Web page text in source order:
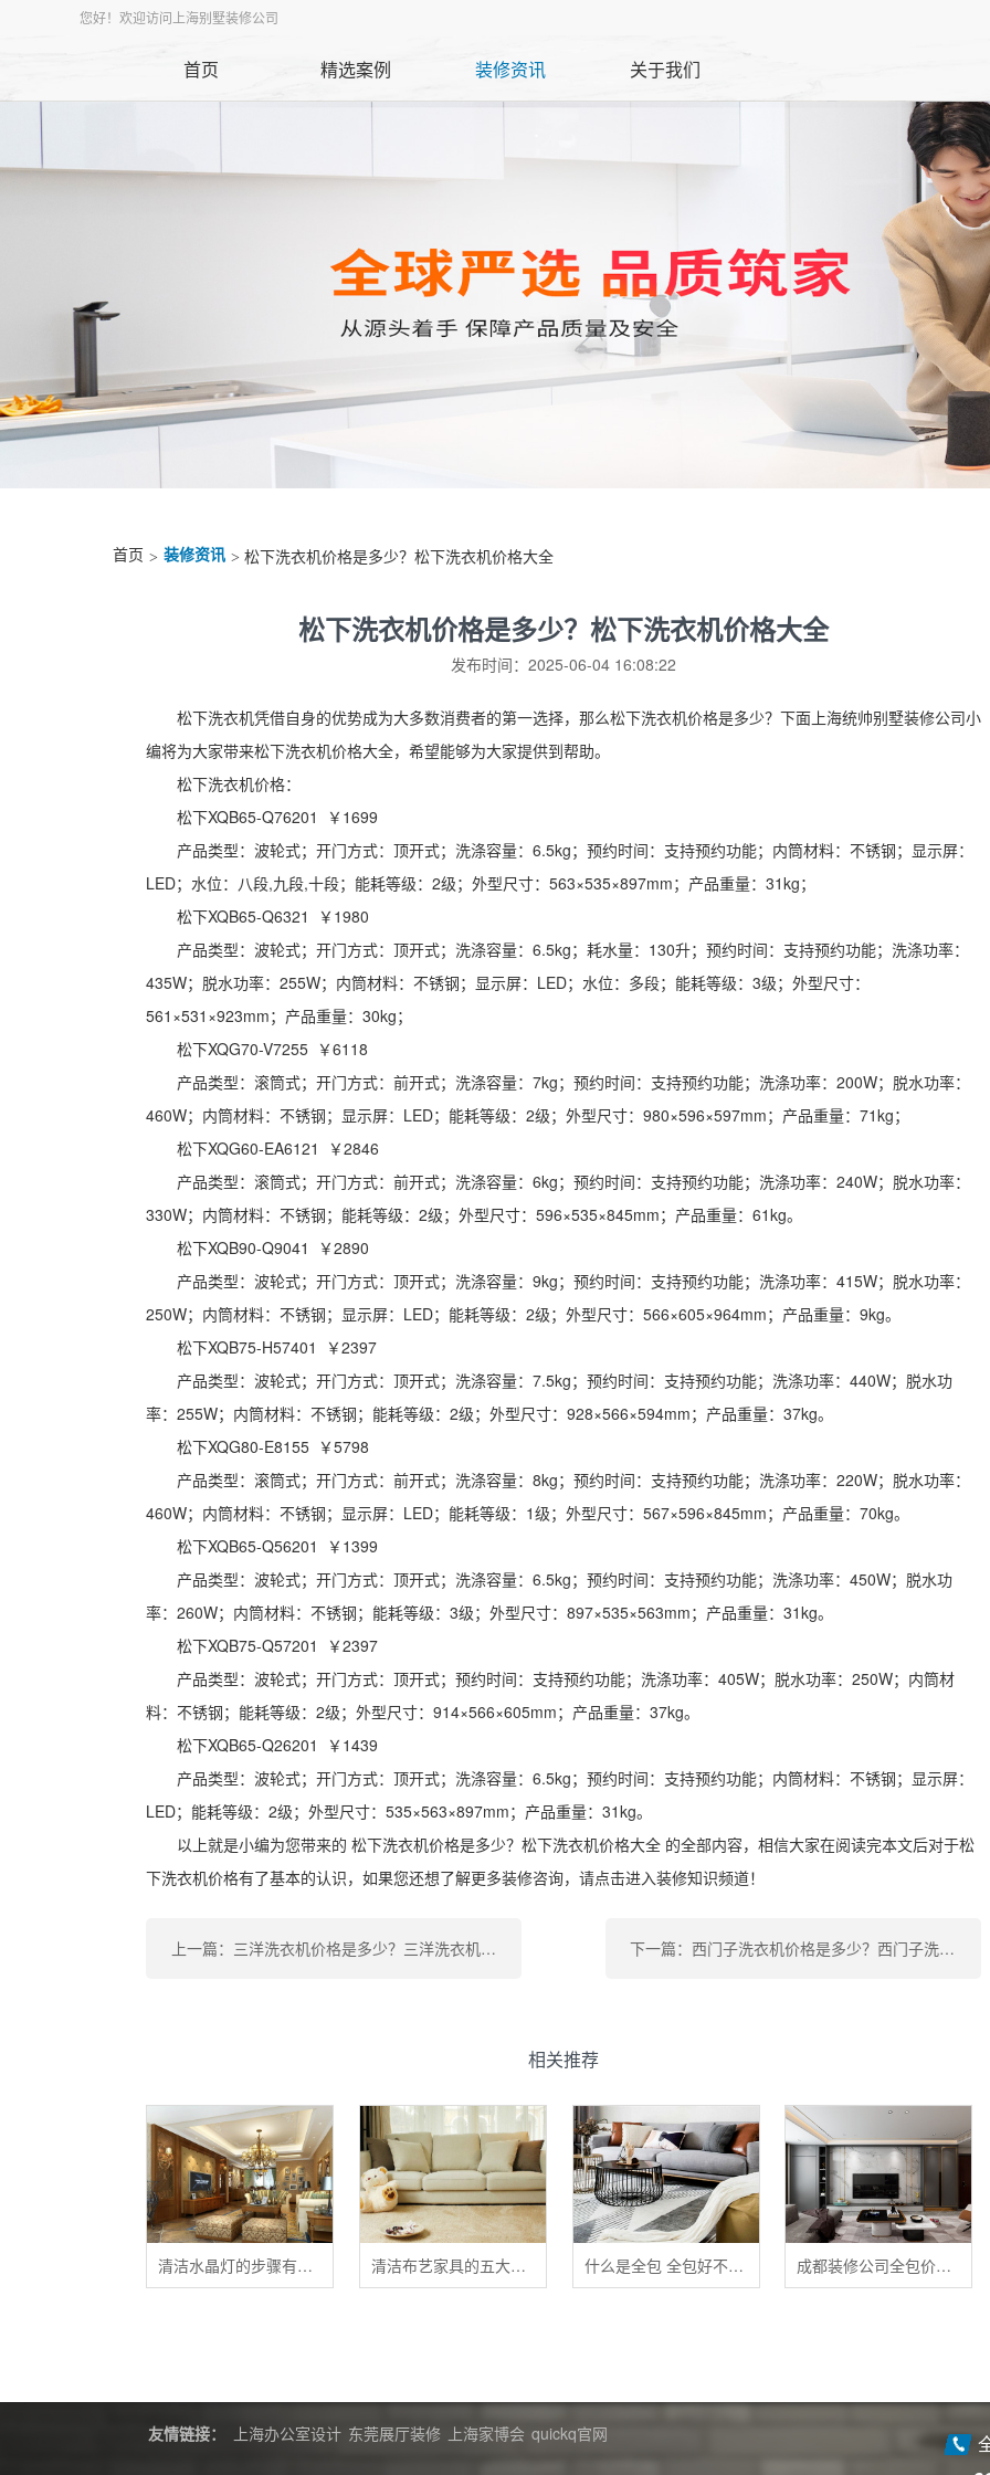
您好！欢迎访问上海别墅装修公司
首页 精选案例 装修资讯 关于我们
首页 > 装修资讯 > 松下洗衣机价格是多少？松下洗衣机价格大全
松下洗衣机价格是多少？松下洗衣机价格大全
发布时间：2025-06-04 16:08:22
松下洗衣机凭借自身的优势成为大多数消费者的第一选择，那么松下洗衣机价格是多少？下面上海统帅别墅装修公司小
编将为大家带来松下洗衣机价格大全，希望能够为大家提供到帮助。
松下洗衣机价格：
松下XQB65-Q76201 ￥1699
产品类型：波轮式；开门方式：顶开式；洗涤容量：6.5kg；预约时间：支持预约功能；内筒材料：不锈钢；显示屏：
LED；水位：八段,九段,十段；能耗等级：2级；外型尺寸：563×535×897mm；产品重量：31kg；
松下XQB65-Q6321 ￥1980
产品类型：波轮式；开门方式：顶开式；洗涤容量：6.5kg；耗水量：130升；预约时间：支持预约功能；洗涤功率：
435W；脱水功率：255W；内筒材料：不锈钢；显示屏：LED；水位：多段；能耗等级：3级；外型尺寸：
561×531×923mm；产品重量：30kg；
松下XQG70-V7255 ￥6118
产品类型：滚筒式；开门方式：前开式；洗涤容量：7kg；预约时间：支持预约功能；洗涤功率：200W；脱水功率：
460W；内筒材料：不锈钢；显示屏：LED；能耗等级：2级；外型尺寸：980×596×597mm；产品重量：71kg；
松下XQG60-EA6121 ￥2846
产品类型：滚筒式；开门方式：前开式；洗涤容量：6kg；预约时间：支持预约功能；洗涤功率：240W；脱水功率：
330W；内筒材料：不锈钢；能耗等级：2级；外型尺寸：596×535×845mm；产品重量：61kg。
松下XQB90-Q9041 ￥2890
产品类型：波轮式；开门方式：顶开式；洗涤容量：9kg；预约时间：支持预约功能；洗涤功率：415W；脱水功率：
250W；内筒材料：不锈钢；显示屏：LED；能耗等级：2级；外型尺寸：566×605×964mm；产品重量：9kg。
松下XQB75-H57401 ￥2397
产品类型：波轮式；开门方式：顶开式；洗涤容量：7.5kg；预约时间：支持预约功能；洗涤功率：440W；脱水功
率：255W；内筒材料：不锈钢；能耗等级：2级；外型尺寸：928×566×594mm；产品重量：37kg。
松下XQG80-E8155 ￥5798
产品类型：滚筒式；开门方式：前开式；洗涤容量：8kg；预约时间：支持预约功能；洗涤功率：220W；脱水功率：
460W；内筒材料：不锈钢；显示屏：LED；能耗等级：1级；外型尺寸：567×596×845mm；产品重量：70kg。
松下XQB65-Q56201 ￥1399
产品类型：波轮式；开门方式：顶开式；洗涤容量：6.5kg；预约时间：支持预约功能；洗涤功率：450W；脱水功
率：260W；内筒材料：不锈钢；能耗等级：3级；外型尺寸：897×535×563mm；产品重量：31kg。
松下XQB75-Q57201 ￥2397
产品类型：波轮式；开门方式：顶开式；预约时间：支持预约功能；洗涤功率：405W；脱水功率：250W；内筒材
料：不锈钢；能耗等级：2级；外型尺寸：914×566×605mm；产品重量：37kg。
松下XQB65-Q26201 ￥1439
产品类型：波轮式；开门方式：顶开式；洗涤容量：6.5kg；预约时间：支持预约功能；内筒材料：不锈钢；显示屏：
LED；能耗等级：2级；外型尺寸：535×563×897mm；产品重量：31kg。
以上就是小编为您带来的 松下洗衣机价格是多少？松下洗衣机价格大全 的全部内容，相信大家在阅读完本文后对于松
下洗衣机价格有了基本的认识，如果您还想了解更多装修咨询，请点击进入装修知识频道！
上一篇：三洋洗衣机价格是多少？三洋洗衣机价格大全 下一篇：西门子洗衣机价格是多少？西门子洗衣机价格表
相关推荐
清洁水晶灯的步骤有哪些？ 清洁布艺家具的五大禁忌 什么是全包 全包好不好 全包装修注意事项有哪些 成都装修公司全包价格 成都全包装修多少钱一平
友情链接： 上海办公室设计 东莞展厅装修 上海家博会 quickq官网